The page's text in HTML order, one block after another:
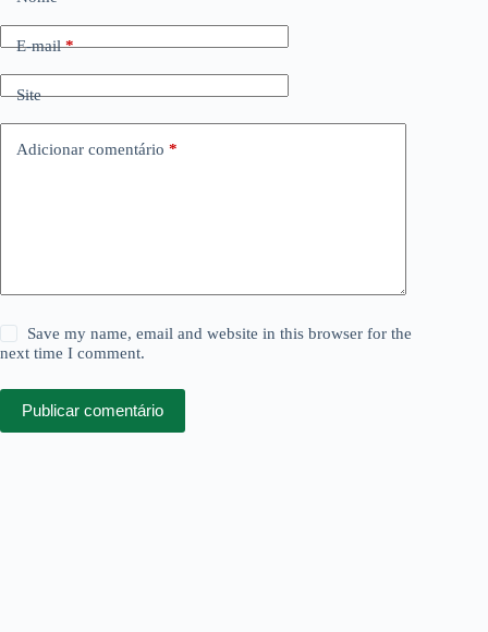
E-mail*
Site
Adicionar comentário *
Save my name, email and website in this browser for the
next time I comment.
Publicar comentário